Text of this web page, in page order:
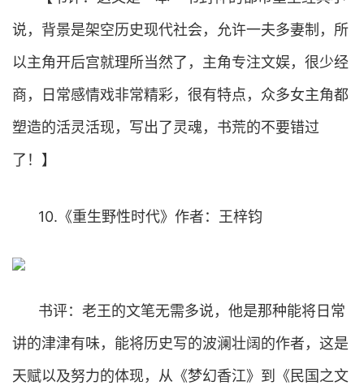
说，背景是架空历史现代社会，允许一夫多妻制，所
以主角开后宫就理所当然了，主角专注文娱，很少经
商，日常感情戏非常精彩，很有特点，众多女主角都
塑造的活灵活现，写出了灵魂，书荒的不要错过
了！】
10.《重生野性时代》作者：王梓钧
书评：老王的文笔无需多说，他是那种能将日常
讲的津津有味，能将历史写的波澜壮阔的作者，这是
天赋以及努力的体现，从《梦幻香江》到《民国之文